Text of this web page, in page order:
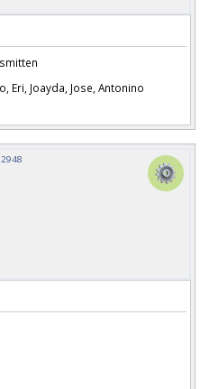
Eri, Joayda, Jose, Antonino